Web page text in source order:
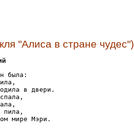
"Алиса в стране чудес")
была:
в двери.
пила,
мире Мэри.